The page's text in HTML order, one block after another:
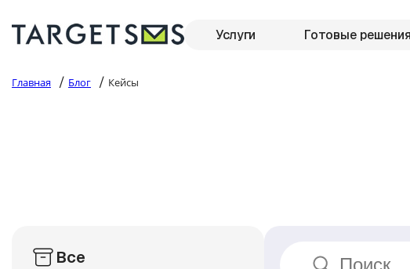
Услуги Готовые решения
Главная / Блог / Кейсы
Все